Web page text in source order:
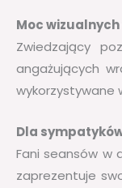
Moc
Zwiedzający
angażujących
wykorzystywane
Dla
Fani seansów w
zaprezentuje